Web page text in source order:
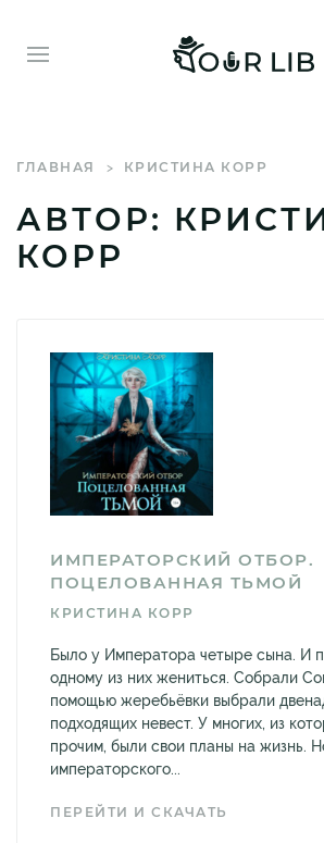
ГЛАВНАЯ КРИСТИНА КОРР
АВТОР:
КОРР
ИМПЕРАТОРСКИЙ ОТБОР.
ПОЦЕЛОВАННАЯ ТЬМОЙ
КРИСТИНА КОРР
Было у Императора четыре сына. И
одному из них жениться. Собрали
помощью жеребьёвки выбрали
подходящих невест. У многих, из
прочим, были свои планы на жизнь.
императорского...
ПЕРЕЙТИ И СКАЧАТЬ